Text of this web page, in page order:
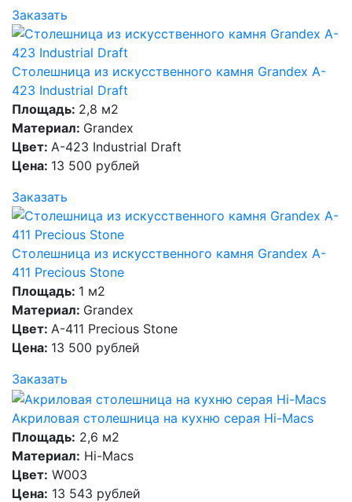
Заказать
Столешница из искусственного камня Grandex A-
423 Industrial Draft
Площадь: 2,8 м2
Материал: Grandex
Цвет: A-423 Industrial Draft
Цена: 13 500 рублей
Заказать
Столешница из искусственного камня Grandex A-
411 Precious Stone
Площадь: 1 м2
Материал: Grandex
Цвет: A-411 Precious Stone
Цена: 13 500 рублей
Заказать
Акриловая столешница на кухню серая Hi-Macs
Площадь: 2,6 м2
Материал: Hi-Macs
Цвет: W003
Цена: 13 543 рублей